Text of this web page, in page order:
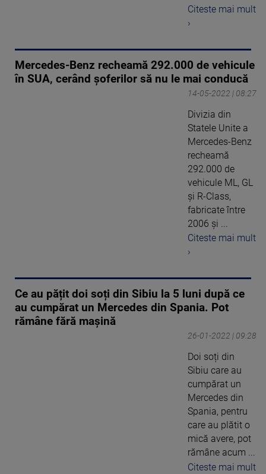
Citeste mai mult
›
Mercedes-Benz recheamă 292.000 de vehicule
în SUA, cerând şoferilor să nu le mai conducă
14-05-2022 | 08:27
Divizia din
Statele Unite a
Mercedes-Benz
recheamă
292.000 de
vehicule ML, GL
şi R-Class,
fabricate între
2006 şi ...
Citeste mai mult
›
Ce au pățit doi soți din Sibiu la 5 luni după ce
au cumpărat un Mercedes din Spania. Pot
rămâne fără mașină
26-01-2022 | 09:28
Doi soți din
Sibiu care au
cumpărat un
Mercedes din
Spania, pentru
care au plătit o
mică avere, pot
rămâne acum ...
Citeste mai mult